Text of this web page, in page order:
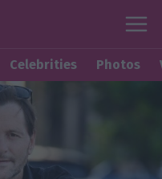
Celebrities Photos